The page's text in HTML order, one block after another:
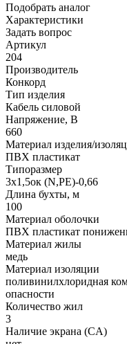
Подобрать аналог
Характеристики
Задать вопрос
Артикул
204
Производитель
Конкорд
Тип изделия
Кабель силовой
Напряжение, В
660
Материал изделия/
ПВХ пластикат
Типоразмер
3х1,5ок (N,PE)-0,66
Длина бухты, м
100
Материал оболочки
ПВХ пластикат
Материал жилы
медь
Материал изоляции
поливинилхлоридная
опасности
Количество жил
3
Наличие экрана (CA)